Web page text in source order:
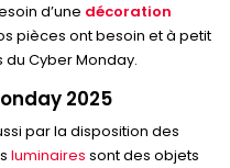
d’une décoration
pièces ont besoin et à petit
Cyber Monday.
2025
par la disposition des
luminaires sont des objets